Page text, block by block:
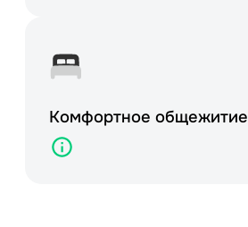
Комфортное общежитие